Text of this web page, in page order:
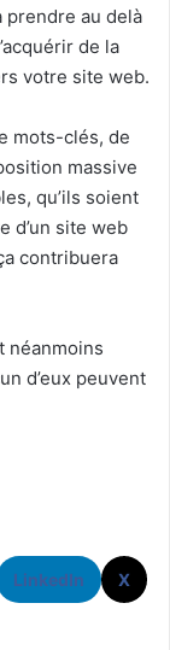
prendre au delà
de la
votre site web.
mots-clés, de
massive
qu’ils soient
d’un site web
contribuera
néanmoins
d’eux peuvent
LinkedIn X